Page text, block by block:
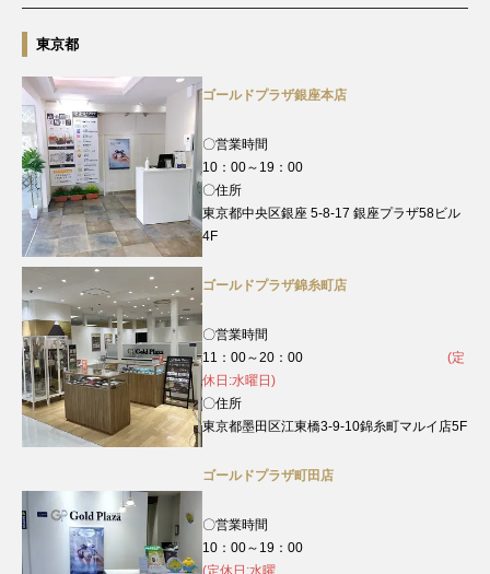
東京都
ゴールドプラザ銀座本店
〇営業時間
10：00～19：00
〇住所
東京都中央区銀座 5-8-17 銀座プラザ58ビル
4F
ゴールドプラザ錦糸町店
〇営業時間
11：00～20：00 (定
休日:水曜日)
〇住所
東京都墨田区江東橋3-9-10錦糸町マルイ店5F
ゴールドプラザ町田店
〇営業時間
10：00～19：00